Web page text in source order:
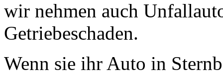
wir nehmen auch
Getriebeschaden.
Wenn sie ihr Auto in